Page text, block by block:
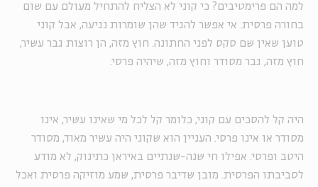
למה הם פרימטיבים? כי קוני לא הצליח להתחיל מעולם עם שום
בחורה פרסית. אי אפשר להגיד שהן שומרות נגיעה, אבל קוני
טוען שאין שם סקס לפני החתונה. חוץ מזה, הן רוצות גבר עשיר,
חוץ מזה, גבר מסודר וחוץ מזה, שיהיה פרסי.
היה קל להסכים עם קוני, כלומר קל לכל מי שאינו עשיר, אינו
מסודר או אינו פרסי. העניין הוא שקוני היה עשיר מאוד, מסודר
היטב ופרסי. אפילו חי שנה-שנתיים באיראן כתינוק, לא מודע
לסביבתו הפרסית. מובן שדיבר פרסית, שמע מוזיקה פרסית ואכל